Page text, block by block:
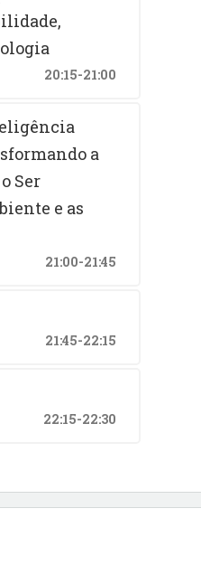
20:15-21:00
a
Ser
e as
21:00-21:45
21:45-22:15
22:15-22:30